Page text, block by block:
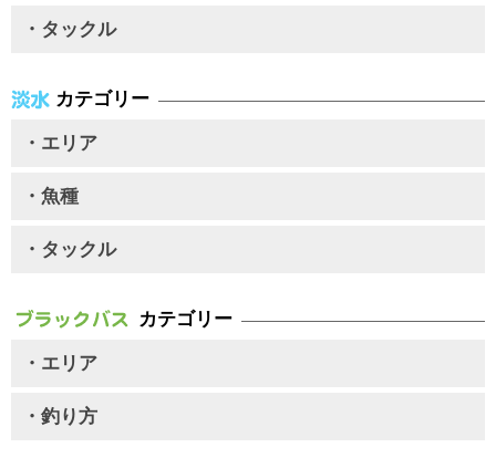
・タックル
カテゴリー
・エリア
・魚種
・タックル
カテゴリー
・エリア
・釣り方